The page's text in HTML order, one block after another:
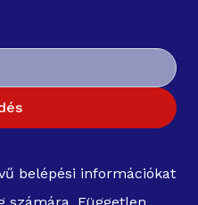
belépési információkat